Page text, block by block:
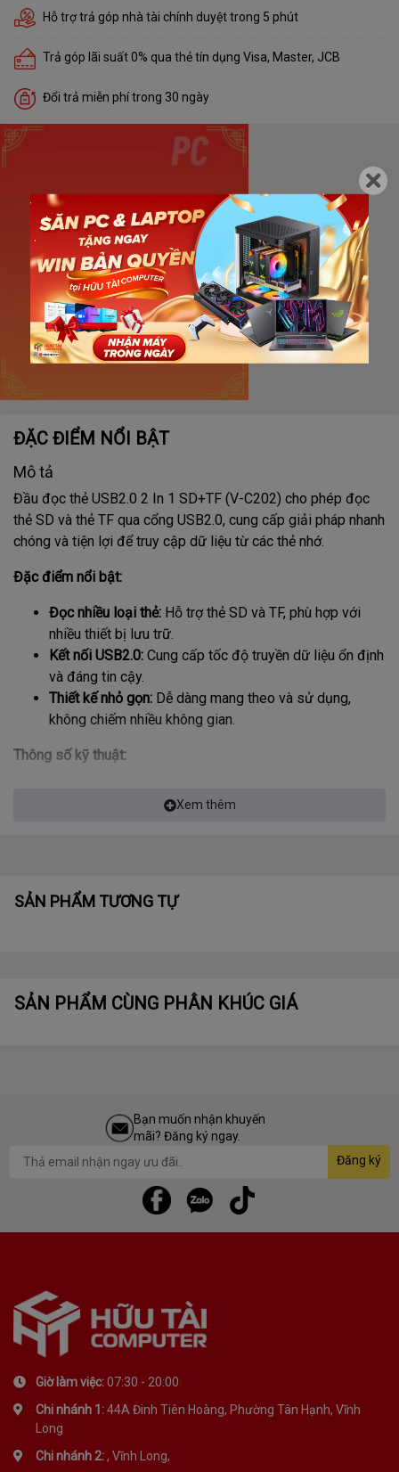
Hỗ trợ trả góp nhà tài chính duyệt trong 5 phút
Trả góp lãi suất 0% qua thẻ tín dụng Visa, Master, JCB
Đổi trả miễn phí trong 30 ngày
ĐẶC ĐIỂM NỔI BẬT
Mô tả
Đầu đọc thẻ USB2.0 2 In 1 SD+TF (V-C202) cho phép đọc
thẻ SD và thẻ TF qua cổng USB2.0, cung cấp giải pháp nhanh
chóng và tiện lợi để truy cập dữ liệu từ các thẻ nhớ.
Đặc điểm nổi bật:
Đọc nhiều loại thẻ: Hỗ trợ thẻ SD và TF, phù hợp với
nhiều thiết bị lưu trữ.
Kết nối USB2.0: Cung cấp tốc độ truyền dữ liệu ổn định
và đáng tin cậy.
Thiết kế nhỏ gọn: Dễ dàng mang theo và sử dụng,
không chiếm nhiều không gian.
Thông số kỹ thuật:
trên các thiết bị hỗ trợ USB2.0.
Xem thêm
SẢN PHẨM TƯƠNG TỰ
SẢN PHẨM CÙNG PHÂN KHÚC GIÁ
Bạn muốn nhận khuyến
mãi? Đăng ký ngay.
Đăng ký
Giờ làm việc:07:30 - 20:00
Chi nhánh 1:44A Đinh Tiên Hoàng, Phường Tân Hạnh, Vĩnh
Long
Chi nhánh 2:, Vĩnh Long,